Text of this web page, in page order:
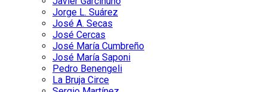
Jorge L. Suárez
José A. Secas
José Cercas
José María Cumbreño
José María Saponi
Pedro Benengeli
La Bruja Circe